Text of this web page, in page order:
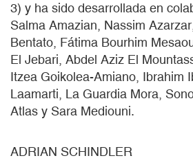
3) y ha sido desarrollada en
Salma Amazian, Nassim
Bentato, Fátima Bourhim
El Jebari, Abdel Aziz El
Itzea Goikolea-Amiano, Ibrahim
Laamarti, La Guardia Mora,
Atlas y Sara Mediouni.
ADRIAN SCHINDLER